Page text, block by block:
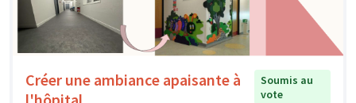
Créer une ambiance apaisante à
Soumis au
vote